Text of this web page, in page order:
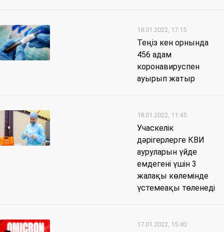
18.01.2022, 17:15
Теңіз кен орнында
456 адам
коронавируспен
ауырып жатыр
18.01.2022, 11:45
Учаскелік
дәрігерлерге КВИ
ауруларын үйде
емдегені үшін 3
жалақы көлемінде
үстемеақы төленеді
17.01.2022, 15:40